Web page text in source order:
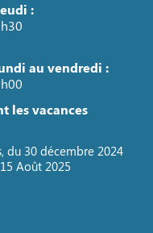
:
au vendredi :
les vacances
du 30 décembre 2024
Août 2025